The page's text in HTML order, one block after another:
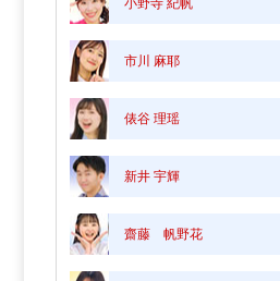
小野寺 紀帆
市川 麻耶
俵谷 理瑶
新井 宇輝
齋藤 帆野花